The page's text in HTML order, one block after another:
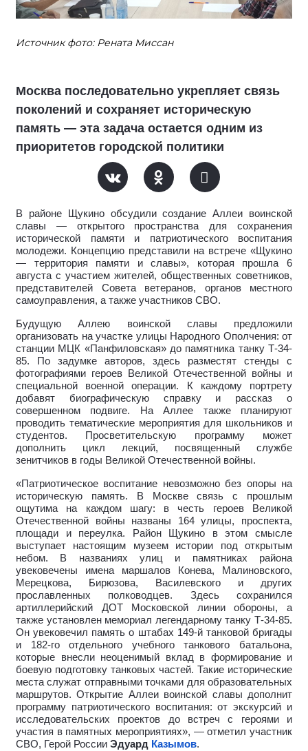
Источник фото: Рената Миссан
Москва последовательно укрепляет связь
поколений и сохраняет историческую
память — эта задача остается одним из
приоритетов городской политики
В районе Щукино обсудили создание Аллеи воинской
славы — открытого пространства для сохранения
исторической памяти и патриотического воспитания
молодежи. Концепцию представили на встрече «Щукино
— территория памяти и славы», которая прошла 6
августа с участием жителей, общественных советников,
представителей Совета ветеранов, органов местного
самоуправления, а также участников СВО.
Будущую Аллею воинской славы предложили
организовать на участке улицы Народного Ополчения: от
станции МЦК «Панфиловская» до памятника танку Т-34-
85. По задумке авторов, здесь разместят стенды с
фотографиями героев Великой Отечественной войны и
специальной военной операции. К каждому портрету
добавят биографическую справку и рассказ о
совершенном подвиге. На Аллее также планируют
проводить тематические мероприятия для школьников и
студентов. Просветительскую программу может
дополнить цикл лекций, посвященный службе
зенитчиков в годы Великой Отечественной войны.
«Патриотическое воспитание невозможно без опоры на
историческую память. В Москве связь с прошлым
ощутима на каждом шагу: в честь героев Великой
Отечественной войны названы 164 улицы, проспекта,
площади и переулка. Район Щукино в этом смысле
выступает настоящим музеем истории под открытым
небом. В названиях улиц и памятниках района
увековечены имена маршалов Конева, Малиновского,
Мерецкова, Бирюзова, Василевского и других
прославленных полководцев. Здесь сохранился
артиллерийский ДОТ Московской линии обороны, а
также установлен мемориал легендарному танку Т-34-85.
Он увековечил память о штабах 149-й танковой бригады
и 182-го отдельного учебного танкового батальона,
которые внесли неоценимый вклад в формирование и
боевую подготовку танковых частей. Такие исторические
места служат отправными точками для образовательных
маршрутов. Открытие Аллеи воинской славы дополнит
программу патриотического воспитания: от экскурсий и
исследовательских проектов до встреч с героями и
участия в памятных мероприятиях», — отметил участник
СВО, Герой России Эдуард Казымов.